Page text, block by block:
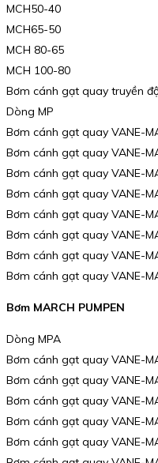
MCH50-40
MCH65-50
MCH 80-65
MCH 100-80
Bơm cánh gạt quay truyền
Dòng MP
Bơm cánh gạt quay VANE-
Bơm cánh gạt quay VANE-
Bơm cánh gạt quay VANE-
Bơm cánh gạt quay VANE-
Bơm cánh gạt quay VANE-
Bơm cánh gạt quay VANE-
Bơm cánh gạt quay VANE-
Bơm cánh gạt quay VANE-
Bơm MARCH PUMPEN
Dòng MPA
Bơm cánh gạt quay VANE-
Bơm cánh gạt quay VANE-
Bơm cánh gạt quay VANE-
Bơm cánh gạt quay VANE-
Bơm cánh gạt quay VANE-